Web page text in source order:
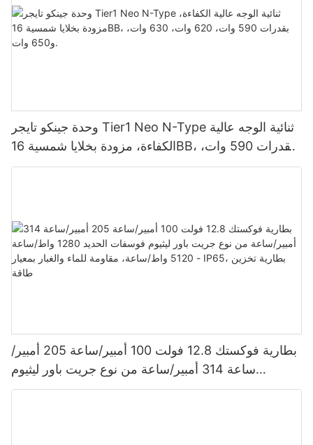
وحدة جينكو تايجر Tier1 Neo N-Type ثنائية الوجه عالية
الكفاءة، مزودة بخلايا شمسية 16BB، بقدرات 590 وات،
620 وات، 630 وات، و650 وات.
بطارية فوكستك 12.8 فولت 100 أمبير/ساعة 205 أمبير/
ساعة 314 أمبير/ساعة من نوع جريت باور ليثيوم
فوسفات الحديد 1280 واط/ساعة - 5120 واط/ساعة،